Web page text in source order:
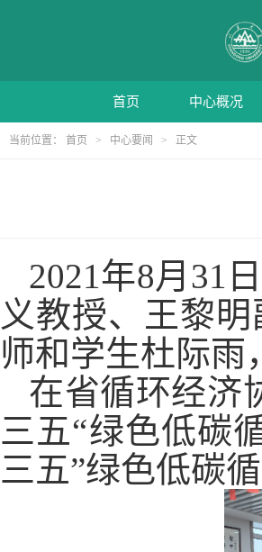
首页 中心概况
当前位置： 首页 > 中心要闻 > 正文
2021年8月 31
义教授、王黎
师和学生杜际雨
在省循环经济
三五“绿色低碳
三五”绿色低碳